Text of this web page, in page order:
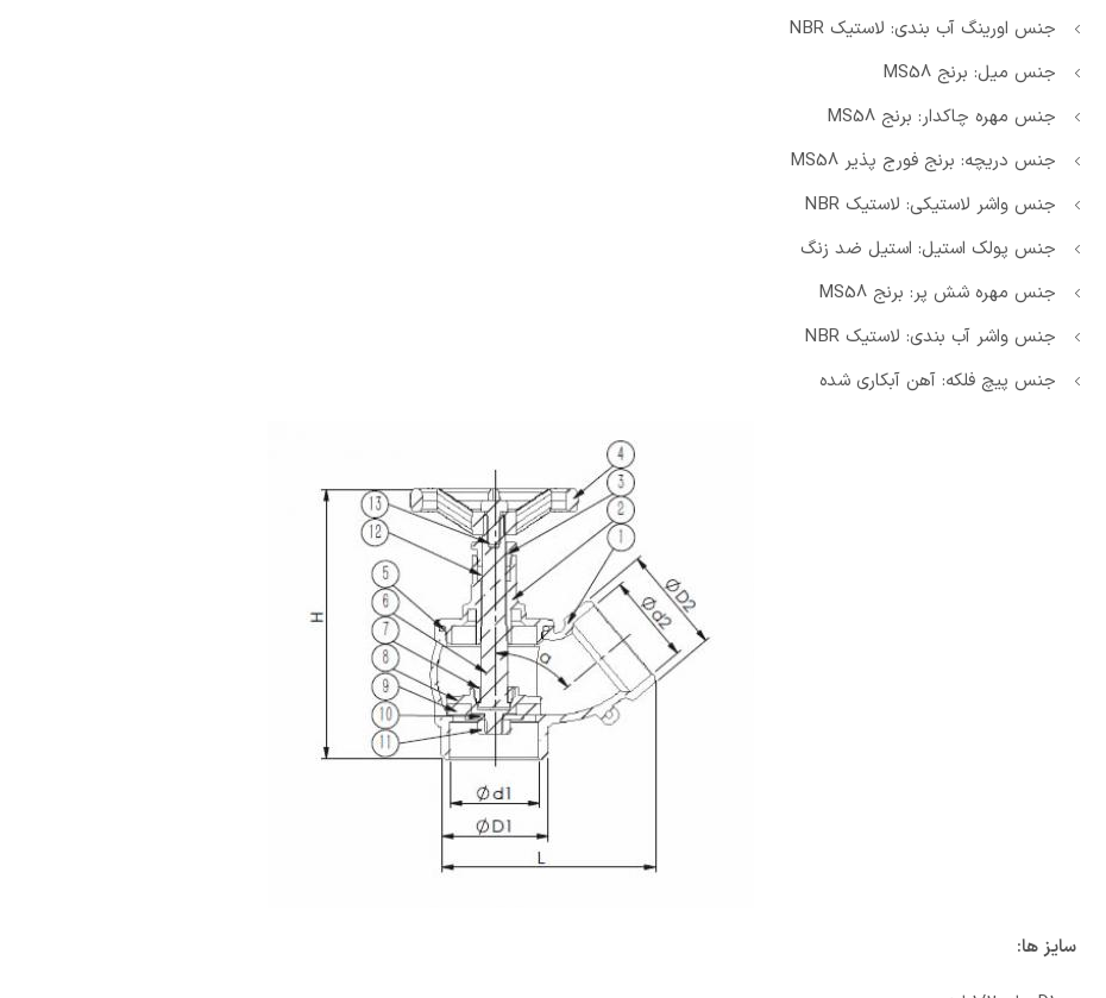
جنس اورینگ آب بندی: لاستیک NBR
جنس میل: برنج MS58
جنس مهره چاکدار: برنج MS58
جنس دریچه: برنج فورج پذیر MS58
جنس واشر لاستیکی: لاستیک NBR
جنس پولک استیل: استیل ضد زنگ
جنس مهره شش پر: برنج MS58
جنس واشر آب بندی: لاستیک NBR
جنس پیچ فلکه: آهن آبکاری شده
سایز ها: